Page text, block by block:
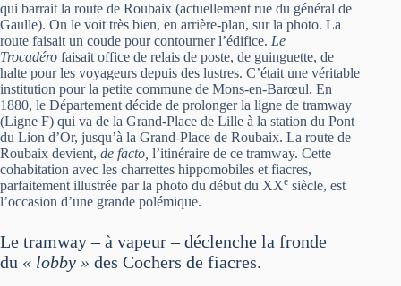
qui barrait la route de Roubaix (actuellement rue du général de
Gaulle). On le voit très bien, en arrière-plan, sur la photo. La
route faisait un coude pour contourner l’édifice. Le
Trocadéro faisait office de relais de poste, de guinguette, de
halte pour les voyageurs depuis des lustres. C’était une véritable
institution pour la petite commune de Mons-en-Barœul. En
1880, le Département décide de prolonger la ligne de tramway
(Ligne F) qui va de la Grand-Place de Lille à la station du Pont
du Lion d’Or, jusqu’à la Grand-Place de Roubaix. La route de
Roubaix devient, de facto, l’itinéraire de ce tramway. Cette
cohabitation avec les charrettes hippomobiles et fiacres,
parfaitement illustrée par la photo du début du XXe siècle, est
l’occasion d’une grande polémique.
Le tramway – à vapeur – déclenche la fronde
du « lobby » des Cochers de fiacres.